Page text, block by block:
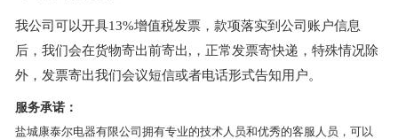
我公司可以开具13%增值税发票，款项落实到公司账户信息
后，我们会在货物寄出前寄出,，正常发票寄快递，特殊情况除
外，发票寄出我们会议短信或者电话形式告知用户。
服务承诺：
盐城康泰尔电器有限公司拥有专业的技术人员和优秀的客服人员，可以